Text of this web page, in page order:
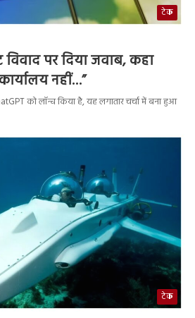
टेक
विवाद पर दिया जवाब, कहा
नहीं…”
को लॉन्च किया है, यह लगातार चर्चा में बना हुआ
टेक